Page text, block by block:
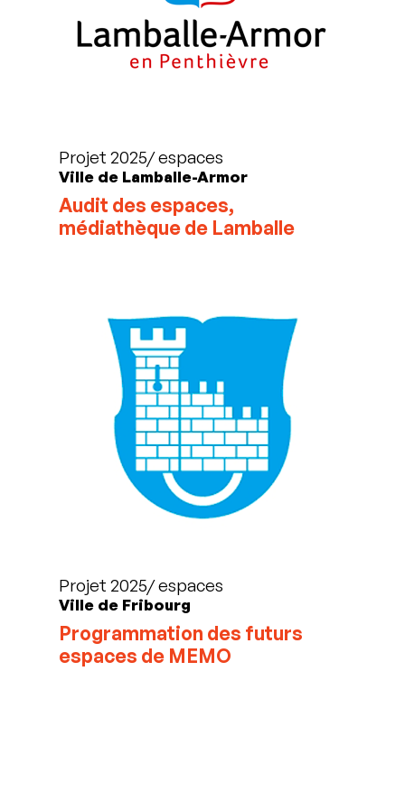
Projet 2025/ espaces
Ville de Lamballe-Armor
Audit des espaces,
médiathèque de Lamballe
Projet 2025/ espaces
Ville de Fribourg
Programmation des futurs
espaces de MEMO